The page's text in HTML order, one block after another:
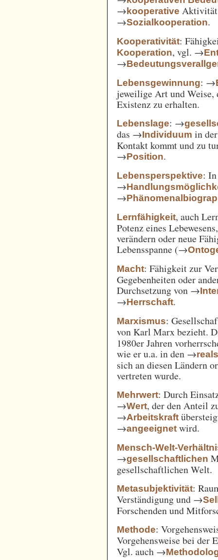
→kooperative
→Sozialkooperation.
Kooperativität:
Kooperation, vgl. →
→
Lebensgewinnung: →
jeweilige Art und
Existenz zu erhalten.
Lebenslage: →
das →Individuum in
Kontakt kommt und zu
→Position.
Lebensperspektive:
→
→
Lernfähigkeit, auch
Potenz eines
verändern oder neue
Lebensspanne (→
Macht: Fähigkeit zur
Gegebenheiten oder
Durchsetzung von →
→Herrschaft.
Marxismus:
von Karl Marx bezieht.
1980er Jahren
wie er u.a. in den →
sich an diesen Ländern
vertreten wurde.
Mehrwert: Durch
→Wert, der den Anteil
→Arbeitskraft
→angeeignet wird.
Mensch-Welt-
→gesellschaftlichen
gesellschaftlichen Welt.
Metasubjektivität:
Verständigung und →
Forschenden und
Methode:
Vorgehensweise bei der
Vgl. auch →